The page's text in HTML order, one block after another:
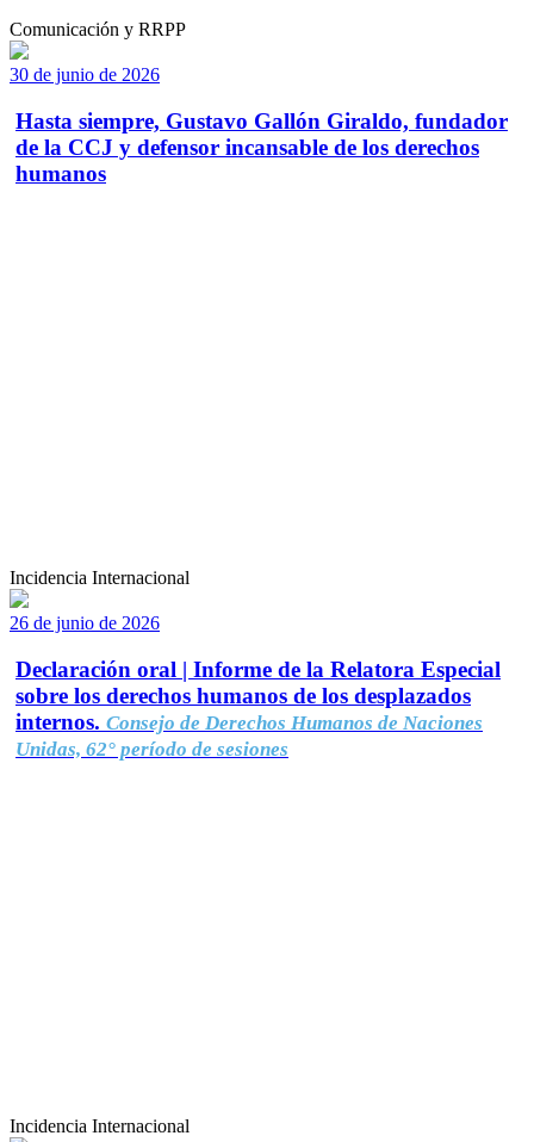
Comunicación y RRPP
30 de junio de 2026
Hasta siempre, Gustavo Gallón Giraldo, fundador
de la CCJ y defensor incansable de los derechos
humanos
Incidencia Internacional
26 de junio de 2026
Declaración oral | Informe de la Relatora Especial
sobre los derechos humanos de los desplazados
internos. Consejo de Derechos Humanos de Naciones
Unidas, 62° período de sesiones
Incidencia Internacional